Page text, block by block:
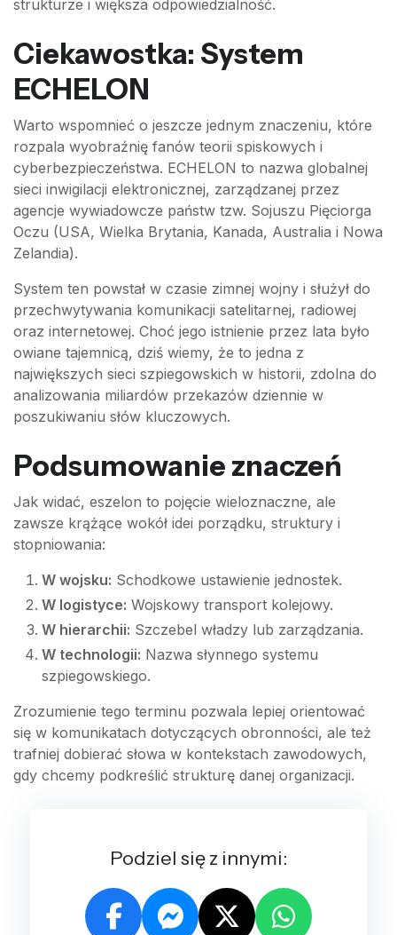
strukturze i większa odpowiedzialność.
Ciekawostka: System
ECHELON
Warto wspomnieć o jeszcze jednym znaczeniu, które
rozpala wyobraźnię fanów teorii spiskowych i
cyberbezpieczeństwa. ECHELON to nazwa globalnej
sieci inwigilacji elektronicznej, zarządzanej przez
agencje wywiadowcze państw tzw. Sojuszu Pięciorga
Oczu (USA, Wielka Brytania, Kanada, Australia i Nowa
Zelandia).
System ten powstał w czasie zimnej wojny i służył do
przechwytywania komunikacji satelitarnej, radiowej
oraz internetowej. Choć jego istnienie przez lata było
owiane tajemnicą, dziś wiemy, że to jedna z
największych sieci szpiegowskich w historii, zdolna do
analizowania miliardów przekazów dziennie w
poszukiwaniu słów kluczowych.
Podsumowanie znaczeń
Jak widać, eszelon to pojęcie wieloznaczne, ale
zawsze krążące wokół idei porządku, struktury i
stopniowania:
W wojsku: Schodkowe ustawienie jednostek.
W logistyce: Wojskowy transport kolejowy.
W hierarchii: Szczebel władzy lub zarządzania.
W technologii: Nazwa słynnego systemu
szpiegowskiego.
Zrozumienie tego terminu pozwala lepiej orientować
się w komunikatach dotyczących obronności, ale też
trafniej dobierać słowa w kontekstach zawodowych,
gdy chcemy podkreślić strukturę danej organizacji.
Podziel się z innymi: